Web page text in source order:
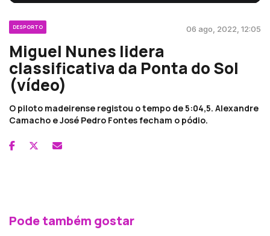
DESPORTO 06 ago, 2022, 12:05
Miguel Nunes lidera
classificativa da Ponta do Sol
(vídeo)
O piloto madeirense registou o tempo de 5:04,5. Alexandre
Camacho e José Pedro Fontes fecham o pódio.
Pode também gostar